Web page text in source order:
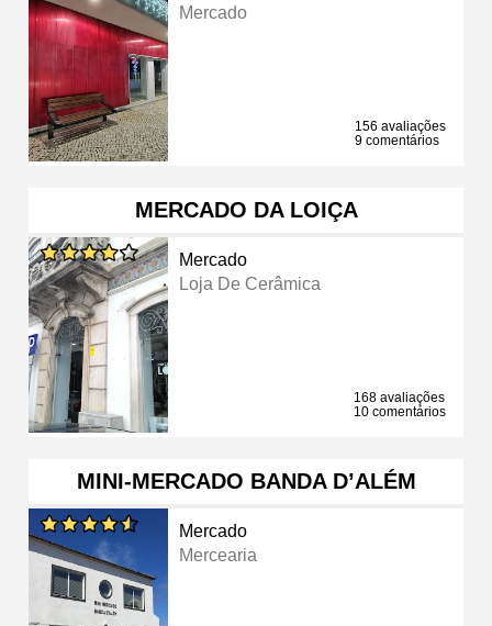
Mercado
156 avaliações
9 comentários
MERCADO DA LOIÇA
Mercado
Loja De Cerâmica
168 avaliações
10 comentários
MINI-MERCADO BANDA D’ALÉM
Mercado
Mercearia